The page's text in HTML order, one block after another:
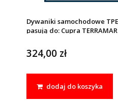
Dywaniki samochodowe
pasują do: Cupra
324,00 zł
dodaj do koszyka